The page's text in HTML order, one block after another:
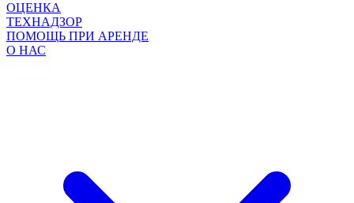
ОЦЕНКА
ТЕХНАДЗОР
ПОМОЩЬ ПРИ АРЕНДЕ
О НАС